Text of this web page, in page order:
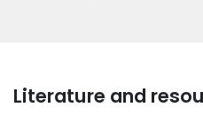
Literature and